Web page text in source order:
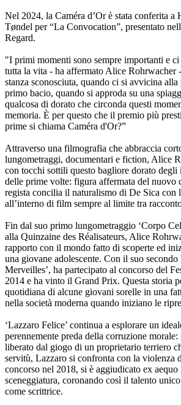
Nel 2024, la Caméra d’Or è stata conferita
Tøndel per “La Convocation”, presentato
Regard.
"I primi momenti sono sempre importanti e ci
tutta la vita - ha affermato Alice Rohrwacher
stanza sconosciuta, quando ci si avvicina alla
primo bacio, quando si approda su una
qualcosa di dorato che circonda questi
memoria. È per questo che il premio più
prime si chiama Caméra d'Or?”
Attraverso una filmografia che abbraccia
lungometraggi, documentari e fiction, Alice
con tocchi sottili questo bagliore dorato degli
delle prime volte: figura affermata del nuovo
regista concilia il naturalismo di De Sica con
all’interno di film sempre al limite tra
Fin dal suo primo lungometraggio ‘Corpo
alla Quinzaine des Réalisateurs, Alice
rapporto con il mondo fatto di scoperte ed
una giovane adolescente. Con il suo
Merveilles’, ha partecipato al concorso del
2014 e ha vinto il Grand Prix. Questa storia
quotidiana di alcune giovani sorelle in una
nella società moderna quando iniziano le
‘Lazzaro Felice’ continua a esplorare un
perennemente preda della corruzione
liberato dal giogo di un proprietario terriero
servitù, Lazzaro si confronta con la violenza
concorso nel 2018, si è aggiudicato ex
sceneggiatura, coronando così il talento
come scrittrice.